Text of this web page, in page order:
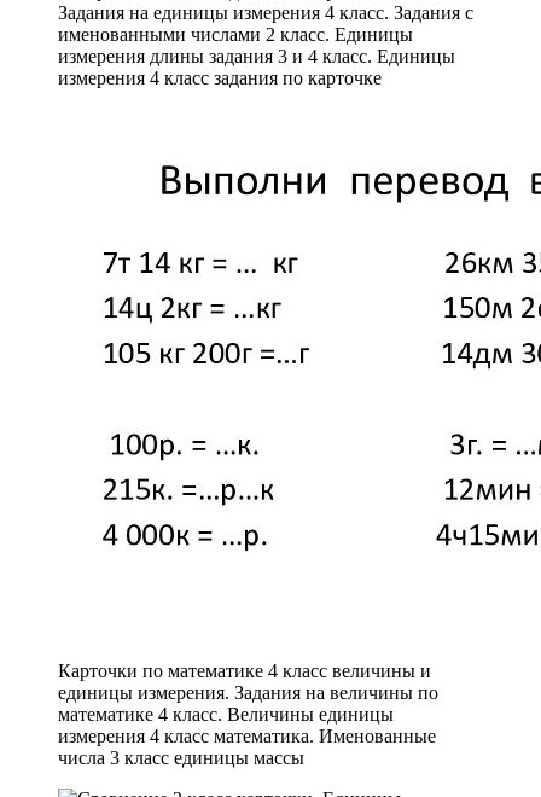
Задания на единицы измерения 4 класс. Задания с
именованными числами 2 класс. Единицы
измерения длины задания 3 и 4 класс. Единицы
измерения 4 класс задания по карточке
Карточки по математике 4 класс величины и
единицы измерения. Задания на величины по
математике 4 класс. Величины единицы
измерения 4 класс математика. Именованные
числа 3 класс единицы массы